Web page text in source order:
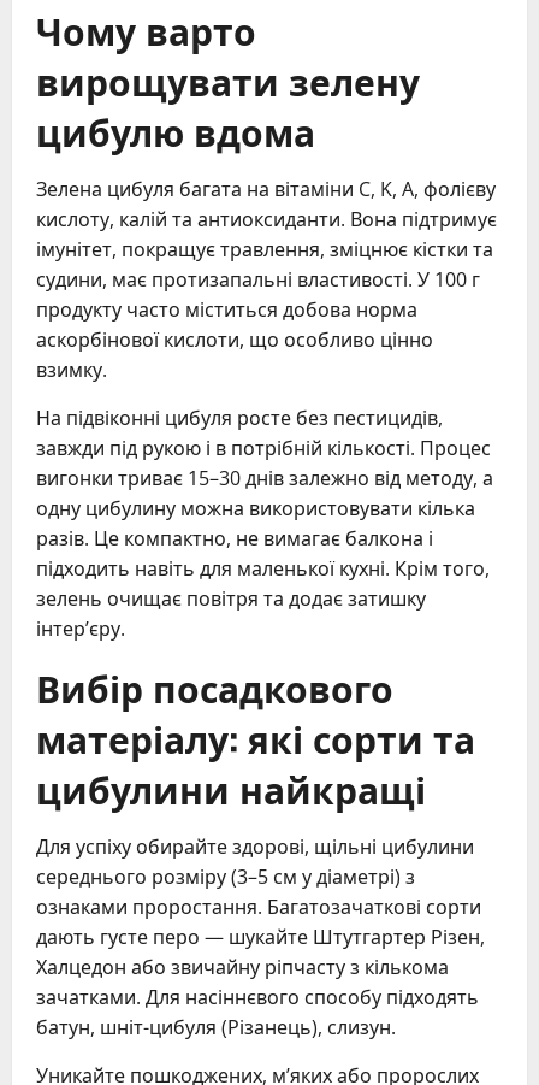
Чому варто
вирощувати зелену
цибулю вдома
Зелена цибуля багата на вітаміни C, K, A, фолієву
кислоту, калій та антиоксиданти. Вона підтримує
імунітет, покращує травлення, зміцнює кістки та
судини, має протизапальні властивості. У 100 г
продукту часто міститься добова норма
аскорбінової кислоти, що особливо цінно
взимку.
На підвіконні цибуля росте без пестицидів,
завжди під рукою і в потрібній кількості. Процес
вигонки триває 15–30 днів залежно від методу, а
одну цибулину можна використовувати кілька
разів. Це компактно, не вимагає балкона і
підходить навіть для маленької кухні. Крім того,
зелень очищає повітря та додає затишку
інтер’єру.
Вибір посадкового
матеріалу: які сорти та
цибулини найкращі
Для успіху обирайте здорові, щільні цибулини
середнього розміру (3–5 см у діаметрі) з
ознаками проростання. Багатозачаткові сорти
дають густе перо — шукайте Штутгартер Різен,
Халцедон або звичайну ріпчасту з кількома
зачатками. Для насіннєвого способу підходять
батун, шніт-цибуля (Різанець), слизун.
Уникайте пошкоджених, м’яких або пророслих